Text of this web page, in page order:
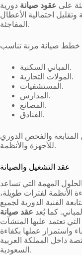
على عقود صيانة دورية
احتمالية الأعطال
المفاجئة.
المباني السكنية.
المولات التجارية.
المستشفيات.
المدارس.
المصانع.
الفنادق.
والفحص الدوري
للأجهزة والأنظمة.
عقد التشغيل والصيانة
المهمة التي تساعد
الأنظمة لفترات طويلة،
الفنية الدورية لجميع
كما يُعد عقد صيانة
تعتمد عليها المنشآت
واستمرار عملها بكفاءة
داخل المملكة العربية
السعودية.